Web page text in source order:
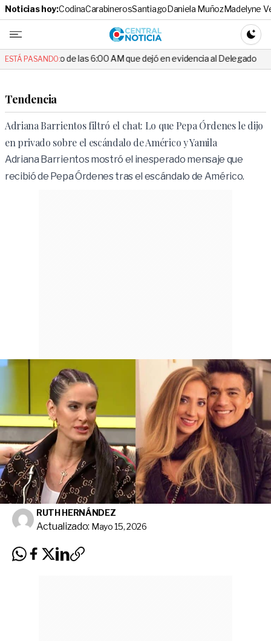
Noticias hoy:CodinaCarabinerosSantiagoDaniela MuñozMadelyne
Central
ESTÁ PASANDO:
las 6:00 AM que dejó en evidencia al Delegado Escándalo en
Tendencia
Adriana Barrientos filtró el chat: Lo que Pepa Órdenes le dijo
en privado sobre el escándalo de Américo y Yamila
Adriana Barrientos mostró el inesperado mensaje que
recibió de Pepa Órdenes tras el escándalo de Américo.
RUTH HERNÁNDEZ
Actualizado: Mayo 15, 2026